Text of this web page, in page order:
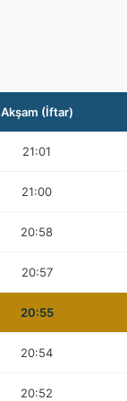
Akşam (İftar)
21:01
21:00
20:58
20:57
20:55
20:54
20:52